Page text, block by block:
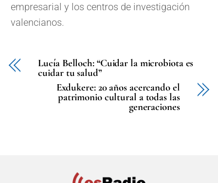
empresarial y los centros de investigación
valencianos.
Lucía Belloch: “Cuidar la microbiota es
cuidar tu salud”
Exdukere: 20 años acercando el
patrimonio cultural a todas las
generaciones